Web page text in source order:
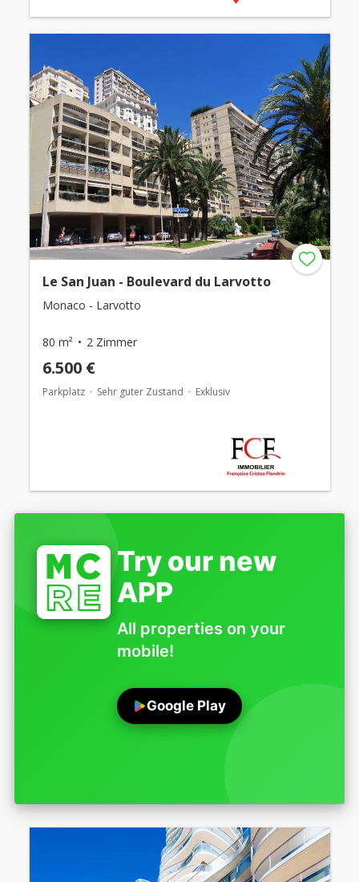
Le San Juan - Boulevard du Larvotto
Monaco - Larvotto
80 m² 2 Zimmer
6.500 €
Parkplatz Sehr guter Zustand Exklusiv
Try our new
APP
All properties on your
mobile!
Google Play